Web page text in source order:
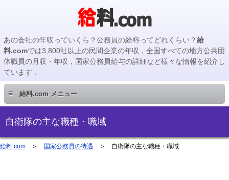
あの会社の年収っていくら？公務員の給料ってどれくらい？給
料.comでは3,800社以上の民間企業の年収，全国すべての地方公共団
体職員の月収・年収，国家公務員給与の詳細など様々な情報を紹介し
ています．
≡ 給料.com メニュー
民間企業編
国家公務員編
自衛隊の主な職種・職域
給料.com ＞ 国家公務員の待遇 ＞ 自衛隊の主な職種・職域